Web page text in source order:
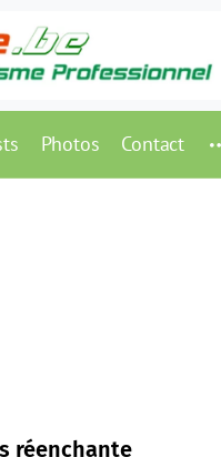
Photos Contact
réenchante